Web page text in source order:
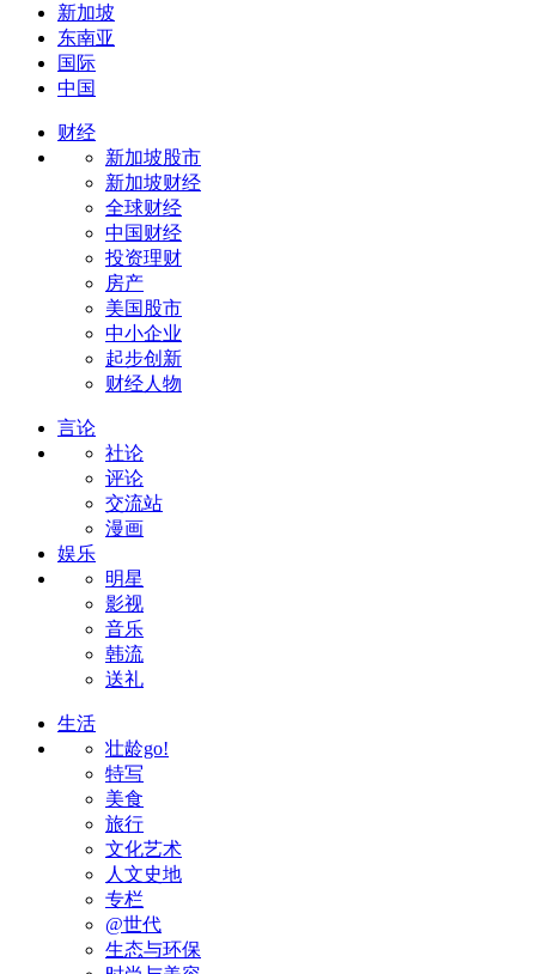
新加坡
东南亚
国际
中国
财经
新加坡股市
新加坡财经
全球财经
中国财经
投资理财
房产
美国股市
中小企业
起步创新
财经人物
言论
社论
评论
交流站
漫画
娱乐
明星
影视
音乐
韩流
送礼
生活
壮龄go!
特写
美食
旅行
文化艺术
人文史地
专栏
@世代
生态与环保